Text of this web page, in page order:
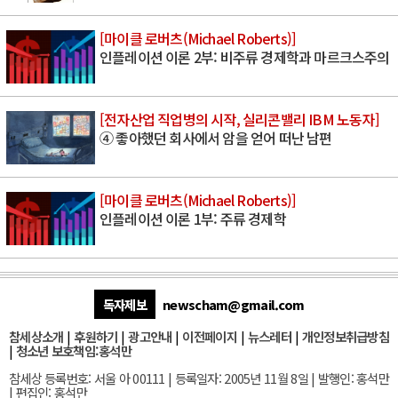
[마이클 로버츠(Michael Roberts)]
인플레이션 이론 2부: 비주류 경제학과 마르크스주의
[전자산업 직업병의 시작, 실리콘밸리 IBM 노동자]
④ 좋아했던 회사에서 암을 얻어 떠난 남편
[마이클 로버츠(Michael Roberts)]
인플레이션 이론 1부: 주류 경제학
독자제보
newscham@gmail.com
참세상소개 | 후원하기 |광고안내 | 이전페이지 | 뉴스레터| 개인정보취급방침
| 청소년 보호책임:홍석만
참세상 등록번호: 서울 아 00111 | 등록일자: 2005년 11월 8일 | 발행인: 홍석만
| 편집인: 홍석만